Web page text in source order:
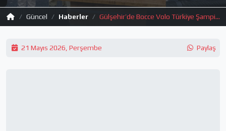
Güncel Haberler Gülşehir’de Bocce Volo Türkiye Şampiyonası Başladı
21 Mayıs 2026, Perşembe Paylaş